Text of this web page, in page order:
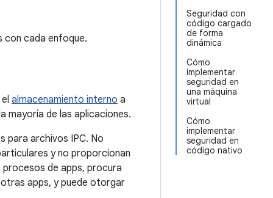
Seguridad con
código cargado
de forma
dinámica
Cómo
implementar
seguridad en
una máquina
virtual
Cómo
implementar
seguridad en
código nativo
con cada enfoque.
almacenamiento interno a
mayoría de las aplicaciones.
para archivos IPC. No
y no proporcionan
de apps, procura
apps, y puede otorgar